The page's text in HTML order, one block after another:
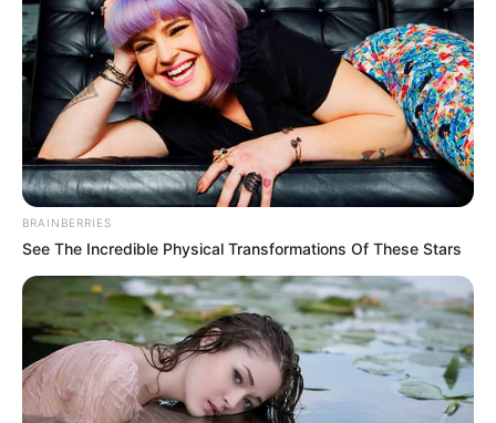
Μια ριζική μεταμόρφωση που θα αλλάξει για
πάντα την καθημερινότητα των κατοίκων και
των επισκεπτών προετοιμάζεται μεθοδικά στη
BRAINBERRIES
See The Incredible Physical Transformations Of These Stars